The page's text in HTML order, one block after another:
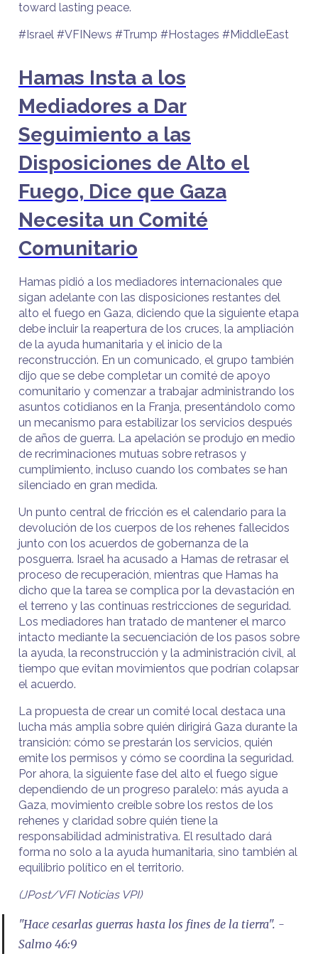
toward lasting peace.
#Israel #VFINews #Trump #Hostages #MiddleEast
Hamas Insta a los
Mediadores a Dar
Seguimiento a las
Disposiciones de Alto el
Fuego, Dice que Gaza
Necesita un Comité
Comunitario
Hamas pidió a los mediadores internacionales que
sigan adelante con las disposiciones restantes del
alto el fuego en Gaza, diciendo que la siguiente etapa
debe incluir la reapertura de los cruces, la ampliación
de la ayuda humanitaria y el inicio de la
reconstrucción. En un comunicado, el grupo también
dijo que se debe completar un comité de apoyo
comunitario y comenzar a trabajar administrando los
asuntos cotidianos en la Franja, presentándolo como
un mecanismo para estabilizar los servicios después
de años de guerra. La apelación se produjo en medio
de recriminaciones mutuas sobre retrasos y
cumplimiento, incluso cuando los combates se han
silenciado en gran medida.
Un punto central de fricción es el calendario para la
devolución de los cuerpos de los rehenes fallecidos
junto con los acuerdos de gobernanza de la
posguerra. Israel ha acusado a Hamas de retrasar el
proceso de recuperación, mientras que Hamas ha
dicho que la tarea se complica por la devastación en
el terreno y las continuas restricciones de seguridad.
Los mediadores han tratado de mantener el marco
intacto mediante la secuenciación de los pasos sobre
la ayuda, la reconstrucción y la administración civil, al
tiempo que evitan movimientos que podrían colapsar
el acuerdo.
La propuesta de crear un comité local destaca una
lucha más amplia sobre quién dirigirá Gaza durante la
transición: cómo se prestarán los servicios, quién
emite los permisos y cómo se coordina la seguridad.
Por ahora, la siguiente fase del alto el fuego sigue
dependiendo de un progreso paralelo: más ayuda a
Gaza, movimiento creíble sobre los restos de los
rehenes y claridad sobre quién tiene la
responsabilidad administrativa. El resultado dará
forma no solo a la ayuda humanitaria, sino también al
equilibrio político en el territorio.
(JPost/VFI Noticias VPI)
"Hace cesarlas guerras hasta los fines de la tierra". -
Salmo 46:9